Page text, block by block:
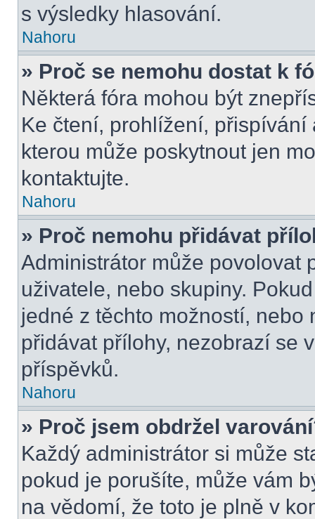
s výsledky hlasování.
Nahoru
» Proč se nemohu dostat k
Některá fóra mohou být
Ke čtení, prohlížení,
kterou může poskytnout jen
kontaktujte.
Nahoru
» Proč nemohu přidávat
Administrátor může povolovat
uživatele, nebo skupiny.
jedné z těchto možností,
přidávat přílohy, nezobrazí se
příspěvků.
Nahoru
» Proč jsem obdržel
Každý administrátor si může
pokud je porušíte, může vám
na vědomí, že toto je plně v